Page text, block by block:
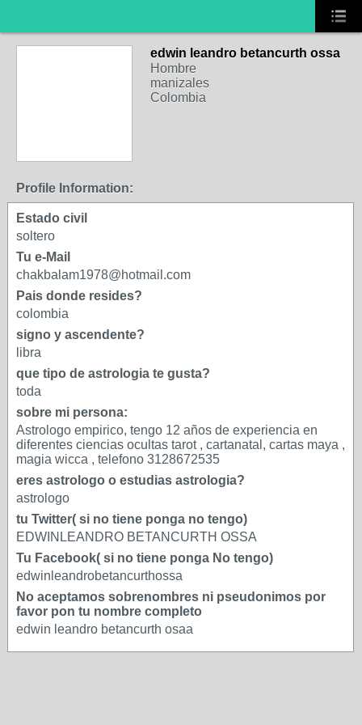
edwin leandro betancurth ossa
Hombre
manizales
Colombia
Profile Information:
Estado civil
soltero
Tu e-Mail
chakbalam1978@hotmail.com
Pais donde resides?
colombia
signo y ascendente?
libra
que tipo de astrologia te gusta?
toda
sobre mi persona:
Astrologo empirico, tengo 12 años de experiencia en
diferentes ciencias ocultas tarot , cartanatal, cartas maya ,
magia wicca , telefono 3128672535
eres astrologo o estudias astrologia?
astrologo
tu Twitter( si no tiene ponga no tengo)
EDWINLEANDRO BETANCURTH OSSA
Tu Facebook( si no tiene ponga No tengo)
edwinleandrobetancurthossa
No aceptamos sobrenombres ni pseudonimos por
favor pon tu nombre completo
edwin leandro betancurth osaa